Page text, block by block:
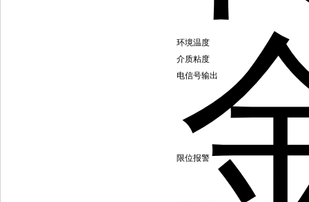
环境温度
介质粘度
电信号输出
限位报警